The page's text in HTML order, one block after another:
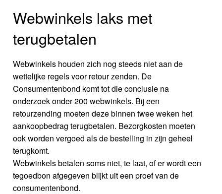
Webwinkels laks met
terugbetalen
Webwinkels houden zich nog steeds niet aan de
wettelijke regels voor retour zenden. De
Consumentenbond komt tot die conclusie na
onderzoek onder 200 webwinkels. Bij een
retourzending moeten deze binnen twee weken het
aankoopbedrag terugbetalen. Bezorgkosten moeten
ook worden vergoed als de bestelling in zijn geheel
terugkomt.
Webwinkels betalen soms niet, te laat, of er wordt een
tegoedbon afgegeven blijkt uit een proef van de
consumentenbond.